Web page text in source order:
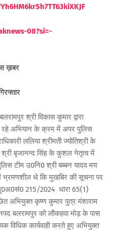
08?si=-
ख़बर
श्री विकास कुमार द्वारा
रहे अभियान के क्रम में अपर पुलिस
ललिया श्रीमती ज्योतिश्री के
श्री बृजानन्द सिंह के कुशल नेतृत्व में
टीम उ0नि0 श्री बब्बन यादव मय
भ्रमणशील थे कि मुखबिर की सूचना पर
215/2024 धारा 65(1)
अभियुक्त कृष्ण कुमार पुत्र मंशाराम
बलरामपुर को लौकहवा मोड़ के पास
विधिक कार्यवाही करते हुए अभियुक्त